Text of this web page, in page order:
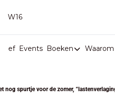
W16
Events Boeken
Boeken
Boeken
Waarom